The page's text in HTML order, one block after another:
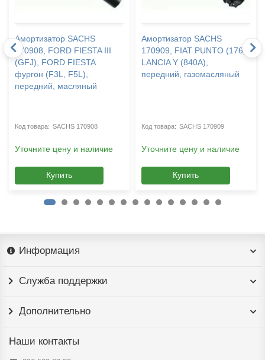
Амортизатор SACHS
170908, FORD FIESTA III
(GFJ), FORD FIESTA
фургон (F3L, F5L),
передний, масляный
SACHS 170908
Уточните цену и наличие
Купить
Амортизатор SACHS
170909, FIAT PUNTO (176),
LANCIA Y (840A),
передний, газомасляный
SACHS 170909
Уточните цену и наличие
Купить
Информация
Служба поддержки
Дополнительно
Наши контакты